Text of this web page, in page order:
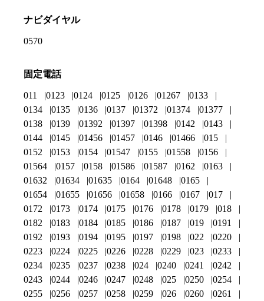
ナビダイヤル
0570
固定電話
011 0123 0124 0125 0126 01267
0133
0134
0135 0136 0137 01372 01374
01377
0138
0139 01392 01397 01398 0142
0143
0144
0145 01456 01457 0146 01466
015
0152
0153 0154 01547 0155 01558
0156
01564
0157 0158 01586 01587 0162
0163
01632
01634 01635 0164 01648
0165
01654
01655 01656 01658 0166 0167
017
0172
0173 0174 0175 0176 0178 0179
018
0182
0183 0184 0185 0186 0187 019
0191
0192
0193 0194 0195 0197 0198 022
0220
0223
0224 0225 0226 0228 0229 023
0233
0234
0235 0237 0238 024 0240 0241
0242
0243
0244 0246 0247 0248 025 0250
0254
0255
0256 0257 0258 0259 026 0260 0261